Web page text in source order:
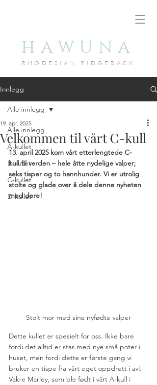
HAWUNA
RHODESIAN RID GEBACK
Innlegg
Alle innlegg
A-kullet
B-kullet
C-kullet
D-kullet
Alle innlegg
Velkommen til vårt C-kull
19. apr. 2025
13. april 2025 kom vårt etterlengtede C-
kull til verden – hele åtte nydelige valper;
seks tisper og to hannhunder. Vi er utrolig
stolte og glade over å dele denne nyheten
med dere!
Stolt mor med sine nyfødte valper
Dette kullet er spesielt for oss. Ikke bare
fordi det alltid er stas med nye små poter i
huset, men fordi dette er første gang vi
bruker en tispe fra vårt eget oppdrett i avl.
Vakre Marley, som ble født i vårt A-kull i